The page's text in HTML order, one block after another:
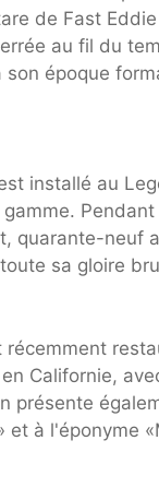
de Fast
au fil du
époque
installé au
quarante-neuf
sa gloire
Californie,
présente
et à l'éponyme